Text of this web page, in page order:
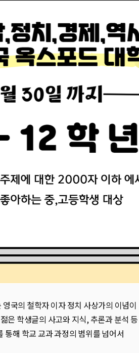
영국의 철학자 이자 정치 사상가의 이념이
은 학생글의 사고와 지식, 추론과 분석 등
통해 학교 교과 과정의 범위를 넘어서